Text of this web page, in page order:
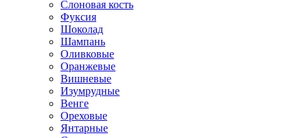
Слоновая кость
Фуксия
Шоколад
Шампань
Оливковые
Оранжевые
Вишневые
Изумрудные
Венге
Ореховые
Янтарные